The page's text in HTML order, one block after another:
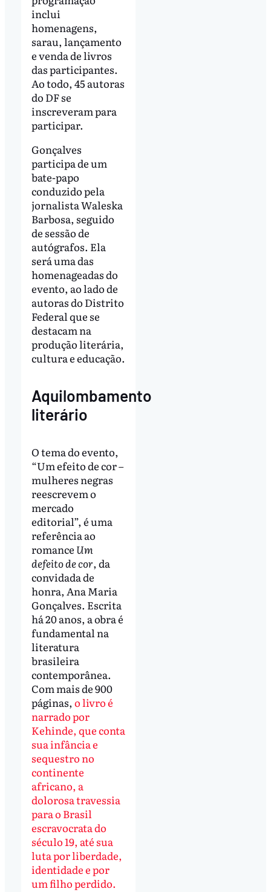
inclui
homenagens,
sarau, lançamento
e venda de livros
das participantes.
Ao todo, 45 autoras
do DF se
inscreveram para
participar.
Gonçalves
participa de um
bate-papo
conduzido pela
jornalista Waleska
Barbosa, seguido
de sessão de
autógrafos. Ela
será uma das
homenageadas do
evento, ao lado de
autoras do Distrito
Federal que se
destacam na
produção literária,
cultura e educação.
Aquilombamento
literário
O tema do evento,
“Um efeito de cor –
mulheres negras
reescrevem o
mercado
editorial”, é uma
referência ao
romance Um
defeito de cor, da
convidada de
honra, Ana Maria
Gonçalves. Escrita
há 20 anos, a obra é
fundamental na
literatura
brasileira
contemporânea.
Com mais de 900
páginas, o livro é
narrado por
Kehinde, que conta
sua infância e
sequestro no
continente
africano, a
dolorosa travessia
para o Brasil
escravocrata do
século 19, até sua
luta por liberdade,
identidade e por
um filho perdido.